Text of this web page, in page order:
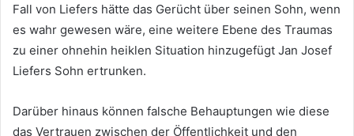
Fall von Liefers hätte das Gerücht über seinen Sohn, wenn
es wahr gewesen wäre, eine weitere Ebene des Traumas
zu einer ohnehin heiklen Situation hinzugefügt Jan Josef
Liefers Sohn ertrunken.
Darüber hinaus können falsche Behauptungen wie diese
das Vertrauen zwischen der Öffentlichkeit und den